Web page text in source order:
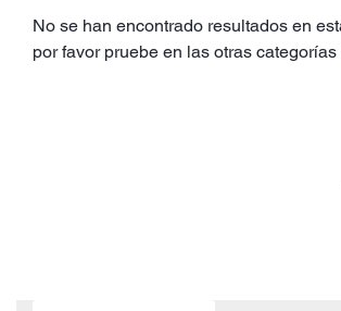
No se han encontrado resultados en
por favor pruebe en las otras